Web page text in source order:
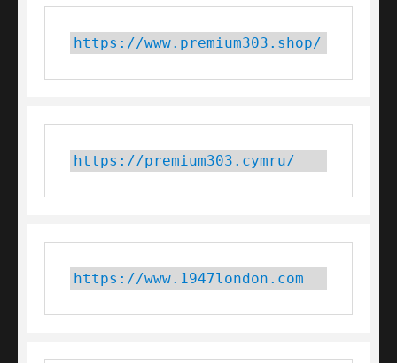
https://www.premium303.shop/
https://premium303.cymru/
https://www.1947london.com